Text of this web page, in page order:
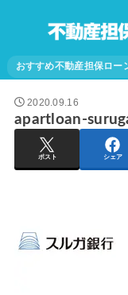
おすすめ不動産担保ロー
2020.09.16
apartloan-
ポスト シェア